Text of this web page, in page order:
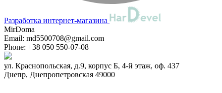
Разработка интернет-магазина
MirDoma
Email: md5500708@gmail.com
Phone: +38 050 550-07-08
ул. Краснопольская, д.9, корпус Б, 4-й этаж, оф. 437
Днепр, Днепропетровская 49000